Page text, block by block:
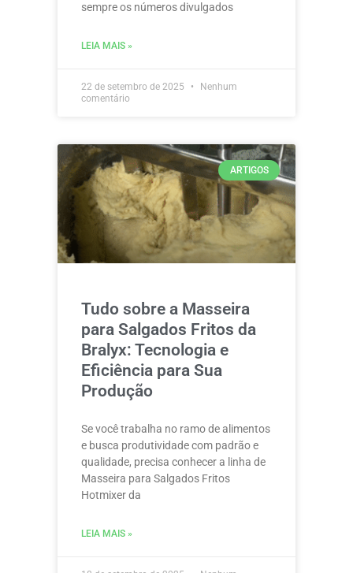
sempre os números divulgados
LEIA MAIS »
22 de setembro de 2025
Nenhum
comentário
ARTIGOS
Tudo sobre a Masseira
para Salgados Fritos da
Bralyx: Tecnologia e
Eficiência para Sua
Produção
Se você trabalha no ramo de alimentos
e busca produtividade com padrão e
qualidade, precisa conhecer a linha de
Masseira para Salgados Fritos
Hotmixer da
LEIA MAIS »